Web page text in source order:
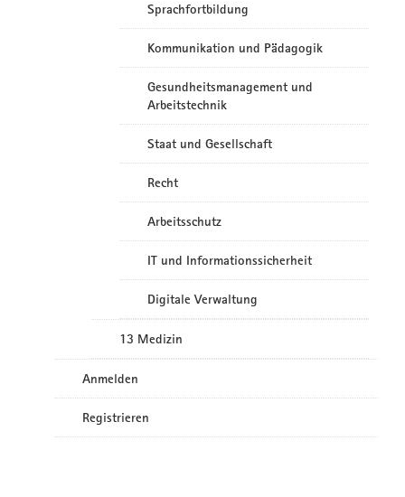
Sprachfortbildung
Kommunikation und Pädagogik
Gesundheitsmanagement und
Arbeitstechnik
Staat und Gesellschaft
Recht
Arbeitsschutz
IT und Informationssicherheit
Digitale Verwaltung
13 Medizin
Anmelden
Registrieren